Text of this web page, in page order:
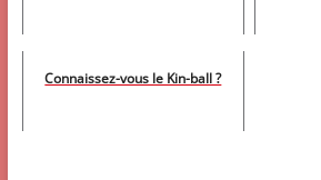
Connaissez-vous le Kin-ball ?